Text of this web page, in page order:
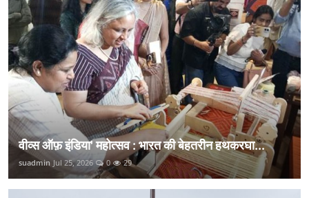
वीव्स ऑफ़ इंडिया' महोत्सव : भारत की बेहतरीन हथकरघा...
suadmin Jul 25, 2026 0 29